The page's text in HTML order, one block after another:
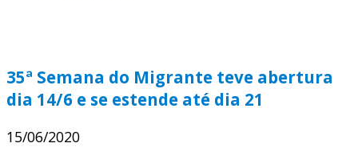
35ª Semana do Migrante teve abertura
dia 14/6 e se estende até dia 21
15/06/2020